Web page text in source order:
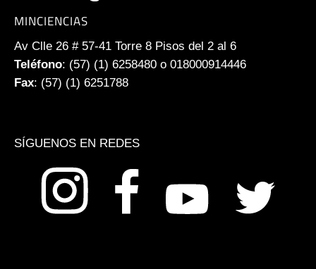
MINCIENCIAS
Av Clle 26 # 57-41 Torre 8 Pisos del 2 al 6
Teléfono: (57) (1) 6258480 o 018000914446
Fax: (57) (1) 6251788
SÍGUENOS EN REDES